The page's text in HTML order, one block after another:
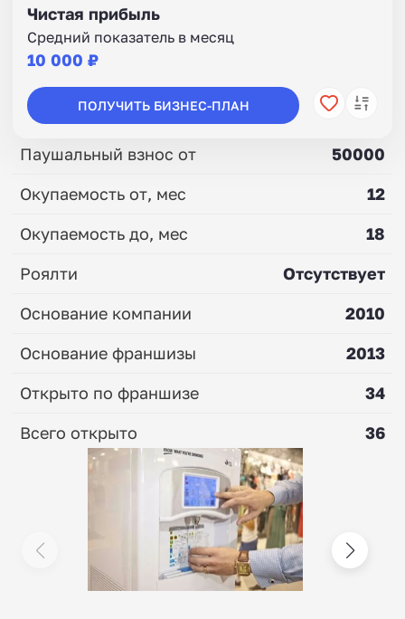
Чистая прибыль
Средний показатель в месяц
10 000 ₽
ПОЛУЧИТЬ БИЗНЕС-ПЛАН
Паушальный взнос от
50000
Окупаемость от, мес
12
Окупаемость до, мес
18
Роялти
Отсутствует
Основание компании
2010
Основание франшизы
2013
Открыто по франшизе
34
Всего открыто
36